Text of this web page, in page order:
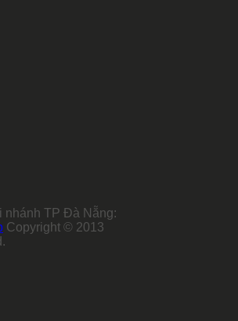
nhánh TP Đà Nẵng:
Copyright © 2013